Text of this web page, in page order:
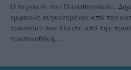
Ο τεχνικός του Παναθηναϊκόυ,
εμφανώς συγκινημένος από την
τροπαίου που έλειπε από την
τροπαιοθήκη,...